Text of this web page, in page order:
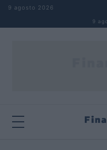
Saltar al contenido
9 agosto 2026
9